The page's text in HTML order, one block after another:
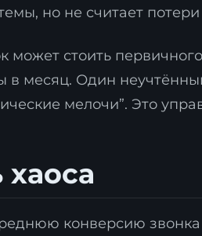
но не считает
стоить
месяц. Один
мелочи”. Это
хаоса
конверсию звонка